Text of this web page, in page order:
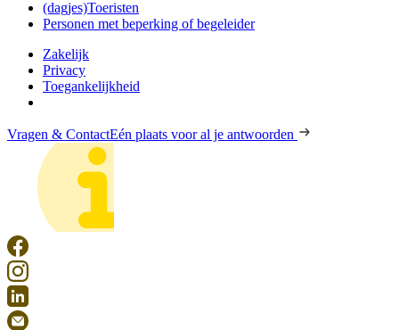
(dagjes)Toeristen
Personen met beperking of begeleider
Zakelijk
Privacy
Toegankelijkheid
Vragen & ContactEén plaats voor al je antwoorden